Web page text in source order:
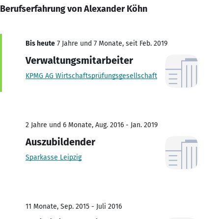
Berufserfahrung von Alexander Köhn
Bis heute 7 Jahre und 7 Monate, seit Feb. 2019
Verwaltungsmitarbeiter
KPMG AG Wirtschaftsprüfungsgesellschaft
2 Jahre und 6 Monate, Aug. 2016 - Jan. 2019
Auszubildender
Sparkasse Leipzig
11 Monate, Sep. 2015 - Juli 2016